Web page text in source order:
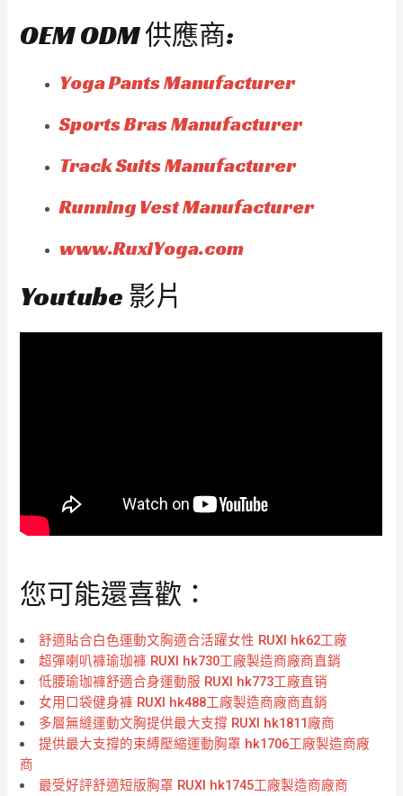
OEM ODM 供應商:
Yoga Pants Manufacturer
Sports Bras Manufacturer
Track Suits Manufacturer
Running Vest Manufacturer
www.RuxiYoga.com
Youtube 影片
您可能還喜歡：
舒適貼合白色運動文胸適合活躍女性 RUXI hk62工廠
超彈喇叭褲瑜珈褲 RUXI hk730工廠製造商廠商直銷
低腰瑜珈褲舒適合身運動服 RUXI hk773工廠直销
女用口袋健身褲 RUXI hk488工廠製造商廠商直銷
多層無縫運動文胸提供最大支撐 RUXI hk1811廠商
提供最大支撐的束縛壓縮運動胸罩 hk1706工廠製造商廠
商
最受好評舒適短版胸罩 RUXI hk1745工廠製造商廠商